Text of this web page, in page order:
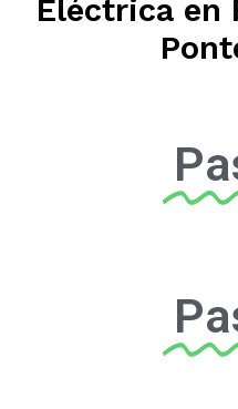
Eléctrica en